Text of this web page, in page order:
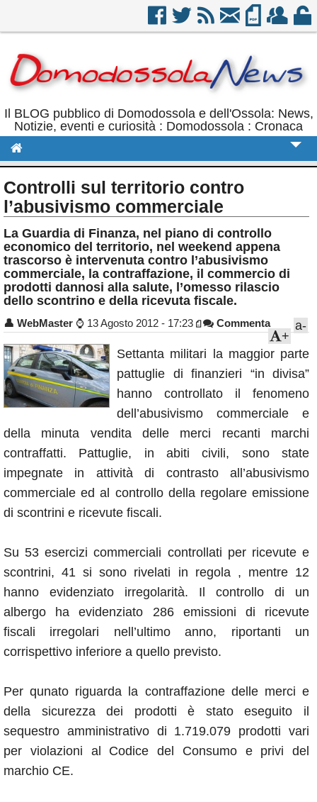
Il BLOG pubblico di Domodossola e dell'Ossola: News,
Notizie, eventi e curiosità : Domodossola : Cronaca
Politica
Sport
Eventi
Rubriche
Calendario
Annunci
Controlli sul territorio contro
l’abusivismo commerciale
La Guardia di Finanza, nel piano di controllo
economico del territorio, nel weekend appena
trascorso è intervenuta contro l’abusivismo
commerciale, la contraffazione, il commercio di
prodotti dannosi alla salute, l’omesso rilascio
dello scontrino e della ricevuta fiscale.
👤 WebMaster ⌚ 13 Agosto 2012 - 17:23 Commenta a-
+
Settanta militari la maggior parte
pattuglie di finanzieri “in divisa”
hanno controllato il fenomeno
dell’abusivismo commerciale e
della minuta vendita delle merci recanti marchi
contraffatti. Pattuglie, in abiti civili, sono state
impegnate in attività di contrasto all’abusivismo
commerciale ed al controllo della regolare emissione
di scontrini e ricevute fiscali.
Su 53 esercizi commerciali controllati per ricevute e
scontrini, 41 si sono rivelati in regola , mentre 12
hanno evidenziato irregolarità. Il controllo di un
albergo ha evidenziato 286 emissioni di ricevute
fiscali irregolari nell’ultimo anno, riportanti un
corrispettivo inferiore a quello previsto.
Per qunato riguarda la contraffazione delle merci e
della sicurezza dei prodotti è stato eseguito il
sequestro amministrativo di 1.719.079 prodotti vari
per violazioni al Codice del Consumo e privi del
marchio CE.